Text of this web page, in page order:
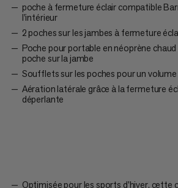
poche à fermeture éclair compatible
l’intérieur
2 poches sur les jambes à fermeture
Poche pour portable en néoprène
poche sur la jambe
Soufflets sur les poches pour un
Aération latérale grâce à la fermeture
déperlante
Optimisée pour les sports d'hiver, cette